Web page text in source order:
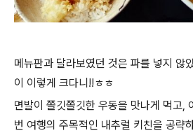
메뉴판과 달라보였던 것은 파를 넣지 않
이 이렇게 크다니!!ㅎㅎ
면발이 쫄깃쫄깃한 우동을 맛나게 먹고,
번 여행의 주목적인 내추럴 키친을 공략